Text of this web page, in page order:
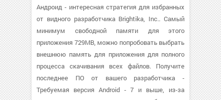
Андроид - интересная стратегия для избранных
от видного разработчика Brightika, Inc.. Самый
минимум свободной памяти для этого
приложения 729MB, можно попробовать выбрать
внешнюю память для приложения для полного
процесса скачивания всех файлов. Получите
последнее ПО от вашего разработчика -
Требуемая версия Android - 7 и выше, из-за